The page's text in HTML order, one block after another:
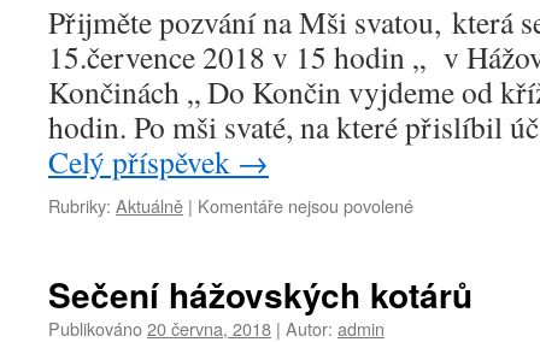
Přijměte pozvání na Mši svatou, která
15.července 2018 v 15 hodin „ v
Končinách „ Do Končin vyjdeme od
hodin. Po mši svaté, na které přislíbil
Celý příspěvek →
Rubriky: Aktuálně | Komentáře nejsou povolenéu
názvem
Mše
Sečení hážovských kotárů
Publikováno20 června, 2018 | Autor: admin